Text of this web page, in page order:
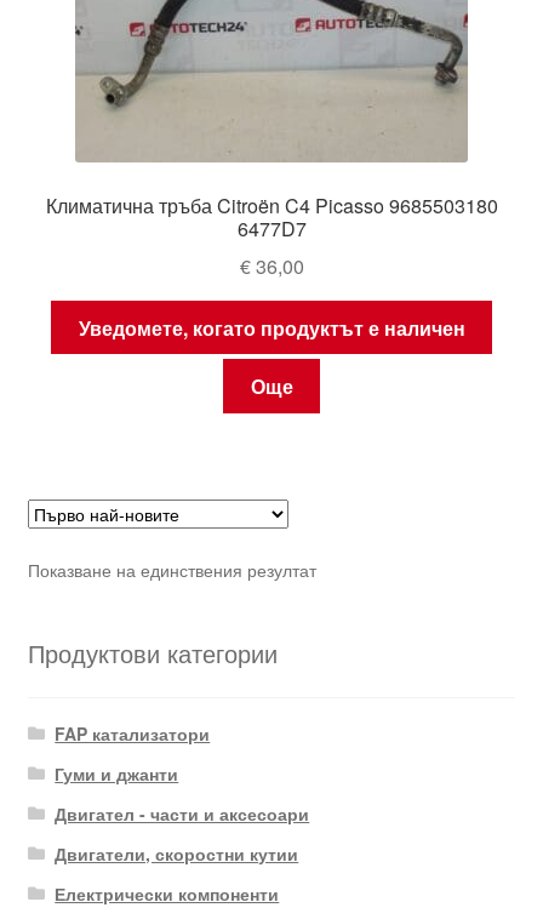
Климатична тръба Citroën C4 Picasso 9685503180
6477D7
€36,00
Уведомете, когато продуктът е наличен
Още
Показване на единствения резултат
Продуктови категории
FAP катализатори
Гуми и джанти
Двигател - части и аксесоари
Двигатели, скоростни кутии
Електрически компоненти